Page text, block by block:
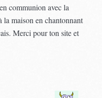
communion avec la
la maison en chantonnant
Merci pour ton site et